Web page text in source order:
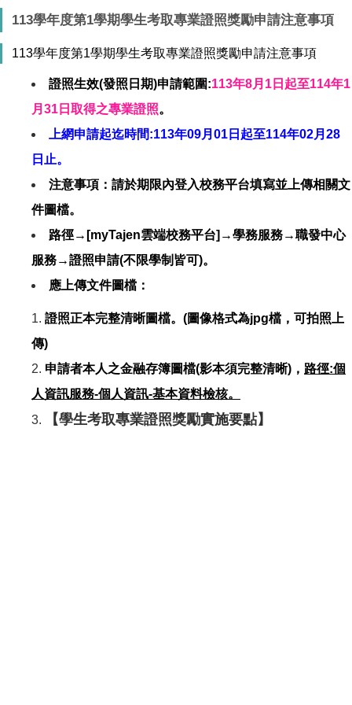
113學年度第1學期學生考取專業證照獎勵申請注意事項
113學年度第1學期學生考取專業證照獎勵申請注意事項
證照生效(發照日期)申請範圍:113年8月1日起至114年1
月31日取得之專業證照。
上網申請起迄時間:113年09月01日起至114年02月28
日止。
注意事項：請於期限內登入校務平台填寫並上傳相關文
件圖檔。
路徑→[myTajen雲端校務平台]→學務服務→職發中心
服務→證照申請(不限學制皆可)。
應上傳文件圖檔：
證照正本完整清晰圖檔。(圖像格式為jpg檔，可拍照上
傳)
申請者本人之金融存簿圖檔(影本須完整清晰)， 路徑:個
人資訊服務-個人資訊-基本資料檢核。
【學生考取專業證照獎勵實施要點】